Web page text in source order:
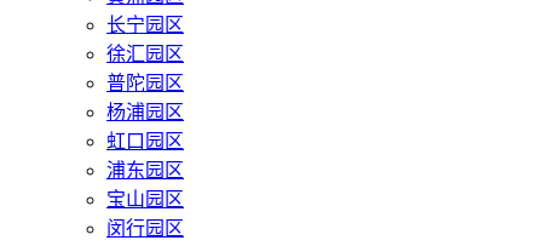
长宁园区
徐汇园区
普陀园区
杨浦园区
虹口园区
浦东园区
宝山园区
闵行园区